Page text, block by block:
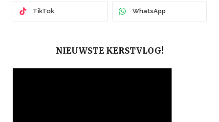
TikTok WhatsApp
NIEUWSTE KERSTVLOG!